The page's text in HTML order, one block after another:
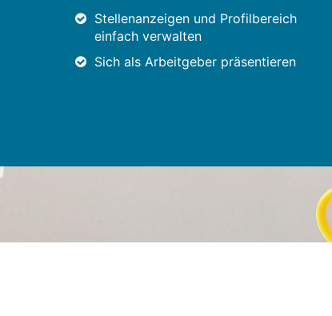
Stellenanzeigen und Profilbereich
einfach verwalten
Sich als Arbeitgeber präsentieren